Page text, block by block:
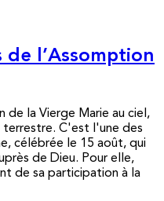
de l’Assomption
la Vierge Marie au ciel,
terrestre. C'est l'une des
célébrée le 15 août, qui
de Dieu. Pour elle,
de sa participation à la